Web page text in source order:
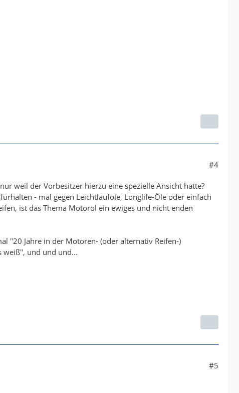
#4
weil der Vorbesitzer hierzu eine spezielle Ansicht hatte?
- mal gegen Leichtlauföle, Longlife-Öle oder einfach
ist das Thema Motoröl ein ewiges und nicht enden
"20 Jahre in der Motoren- (oder alternativ Reifen-)
weiß", und und und...
#5